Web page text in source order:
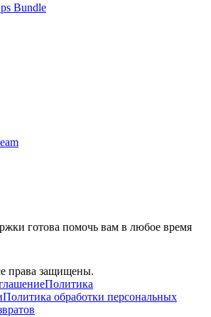
Bundle
готова помочь вам в любое время
права защищены.
Политика
Политика обработки персональных